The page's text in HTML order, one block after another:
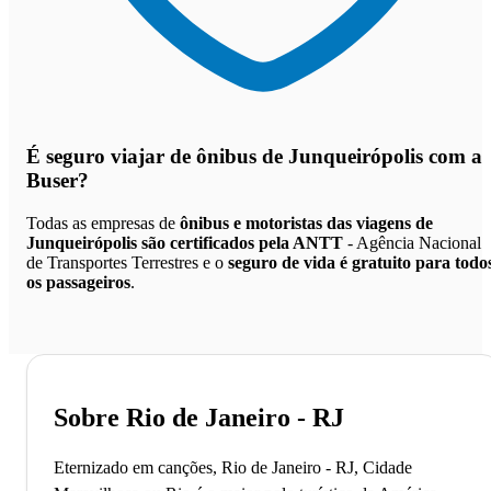
É seguro viajar de ônibus de Junqueirópolis com a
Buser?
Todas as empresas de ônibus e motoristas das viagens de
Junqueirópolis são certificados pela ANTT - Agência Nacional
de Transportes Terrestres e o seguro de vida é gratuito para
os passageiros.
Sobre Rio de Janeiro - RJ
Eternizado em canções, Rio de Janeiro - RJ, Cidade